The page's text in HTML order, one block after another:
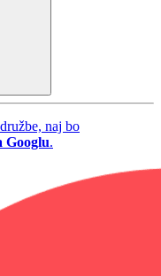
naj bo
Googlu.